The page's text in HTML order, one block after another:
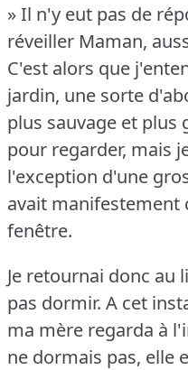
» Il n'y eut pas de
réveiller Maman,
C'est alors que
jardin, une sorte
plus sauvage et plus
pour regarder, mais
l'exception d'une
avait manifestement
fenêtre.
Je retournai donc au
pas dormir. A cet
ma mère regarda à
ne dormais pas, elle